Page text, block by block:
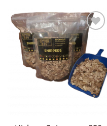
Toevoegen
aan
verlanglijst